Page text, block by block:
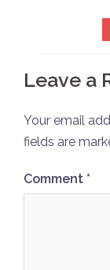
Leave a
Your email
fields are
Comment *